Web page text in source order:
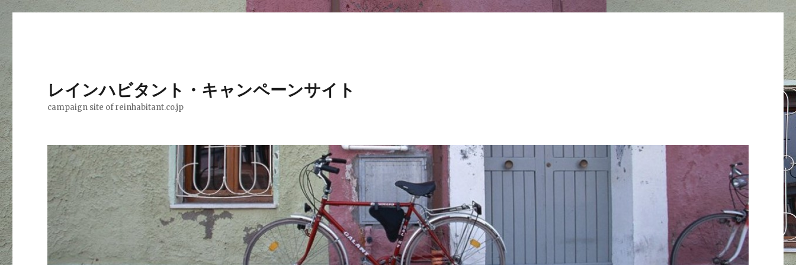
レインハビタント・キャンペーンサイト
campaign site of reinhabitant.co.jp